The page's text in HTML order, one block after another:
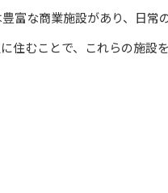
富な商業施設があり、日
住むことで、これらの施